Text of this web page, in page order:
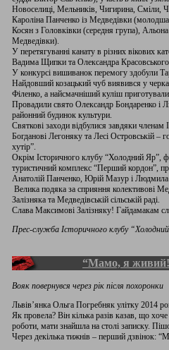
Новоселиці, Мельників, Чигирина, Сміли,
Кароліна Панченко із Медведівки
Косян з Головківки (середня група),
Медведівки).
У перетягуванні канату в різних вікових
Вадима Щипки та Олександра
У конкурсі вишиванок перемогу здобули
Найдовший козацький чуб виявився у
Філенко, а найсмачніший куліш
Провадили свято Олександр Бондаренко і
районний будинок культури.
Святкові заходи відбулися завдяки
Богданові Легоняку та Лесі Островській –
хутір”.
Окрім Історичного клубу “Холодний Яр”,
туристичний комплекс “Перший кордон”,
Анатолій Панченко, Юрій Мазур і Людмила
Велика подяка за сприяння колективові
Залізняка та Медведівській сільській раді.
Слава Максимові Залізняку! Гайдамакам
Прес-служба Історичного клубу
“Мамо, я
Вояк повернувся через рік після похоронки
Львів’янка Ольга Погребняк улітку 2014
Як провела? Він кілька разів казав, що
роботи, мати знайшла на столі записку.
Через декілька тижнів – перший дзвінок: